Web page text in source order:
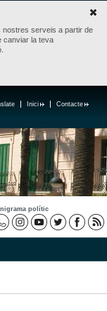
nostres serveis a partir de
canviar la teva
Contacte
Inici
polític